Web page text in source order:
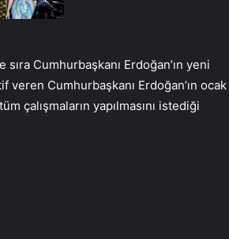
Cumhurbaşkanı Erdoğan’ın yeni
veren Cumhurbaşkanı Erdoğan’ın ocak
çalışmaların yapılmasını istediği